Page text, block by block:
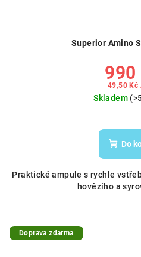
Superior Amino
990
Měrná
49,50 Kč
Skladem
Do
Praktické ampule s rychle
hovězího a
Doprava zdarma